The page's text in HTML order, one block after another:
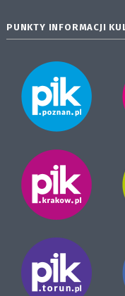
PUNKTY INFORMACJI